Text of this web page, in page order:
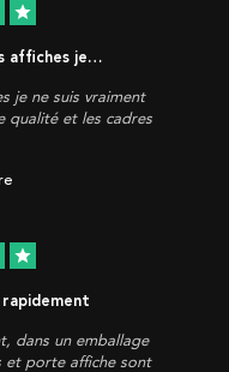
star
affiches je…
je ne suis vraiment
qualité et les cadres
star
dans un emballage
et porte affiche sont